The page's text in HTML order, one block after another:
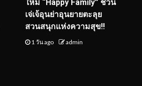
ใหม่ “Happy Family” ชวน
เจ่เจ้อุนย่าอุนยายตะลุย
สวนสนุกแห่งความสุข!!
1 วัน ago admin